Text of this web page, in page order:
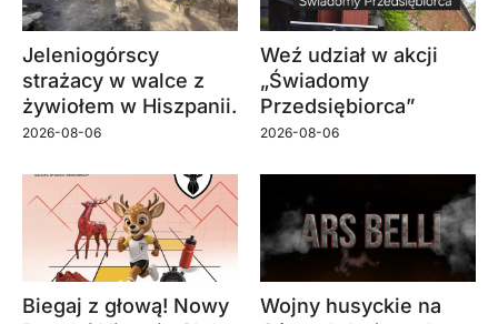
Jeleniogórscy
strażacy w walce z
żywiołem w Hiszpanii.
2026-08-06
Weź udział w akcji
„Świadomy
Przedsiębiorca”
2026-08-06
Biegaj z głową! Nowy
Wojny husyckie na